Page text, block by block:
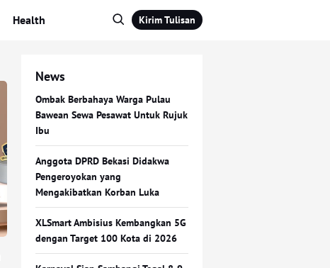
Health Kirim Tulisan
News
Ombak Berbahaya Warga Pulau
Bawean Sewa Pesawat Untuk Rujuk
Ibu
Anggota DPRD Bekasi Didakwa
Pengeroyokan yang
Mengakibatkan Korban Luka
XLSmart Ambisius Kembangkan 5G
dengan Target 100 Kota di 2026